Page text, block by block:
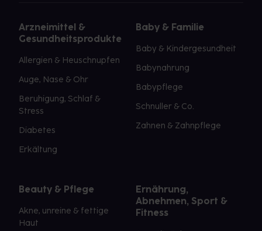
Arzneimittel &
Gesundheitsprodukte
Allergien & Heuschnupfen
Auge, Nase & Ohr
Beruhigung, Schlaf &
Stress
Diabetes
Erkältung
Baby & Familie
Baby & Kindergesundheit
Babynahrung
Babypflege
Schnuller & Co.
Zahnen & Zahnpflege
Beauty & Pflege
Akne, unreine & fettige
Haut
Ernährung,
Abnehmen, Sport &
Fitness